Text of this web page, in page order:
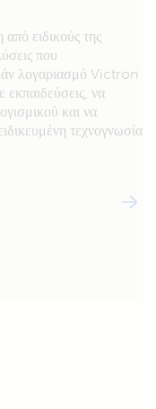
ειδικούς της
που
λογαριασμό Victron
να
και να
τεχνογνωσία